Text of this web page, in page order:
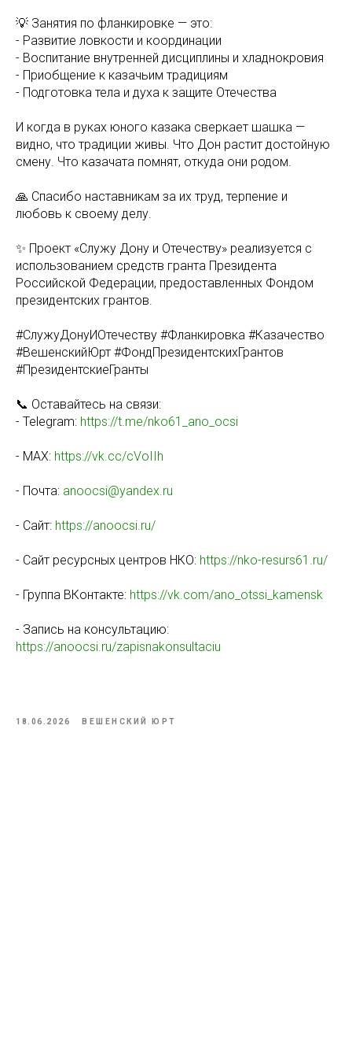
💡 Занятия по фланкировке — это:
- Развитие ловкости и координации
- Воспитание внутренней дисциплины и хладнокровия
- Приобщение к казачьим традициям
- Подготовка тела и духа к защите Отечества
И когда в руках юного казака сверкает шашка —
видно, что традиции живы. Что Дон растит достойную
смену. Что казачата помнят, откуда они родом.
🙏 Спасибо наставникам за их труд, терпение и
любовь к своему делу.
✨ Проект «Служу Дону и Отечеству» реализуется с
использованием средств гранта Президента
Российской Федерации, предоставленных Фондом
президентских грантов.
#СлужуДонуИОтечеству #Фланкировка #Казачество
#ВешенскийЮрт #ФондПрезидентскихГрантов
#ПрезидентскиеГранты
📞 Оставайтесь на связи:
- Telegram: https://t.me/nko61_ano_ocsi
- MAX: https://vk.cc/cVoIIh
- Почта: anoocsi@yandex.ru
- Сайт: https://anoocsi.ru/
- Сайт ресурсных центров НКО: https://nko-resurs61.ru/
- Группа ВКонтакте: https://vk.com/ano_otssi_kamensk
- Запись на консультацию:
https://anoocsi.ru/zapisnakonsultaciu
18.06.2026 ВЕШЕНСКИЙ ЮРТ